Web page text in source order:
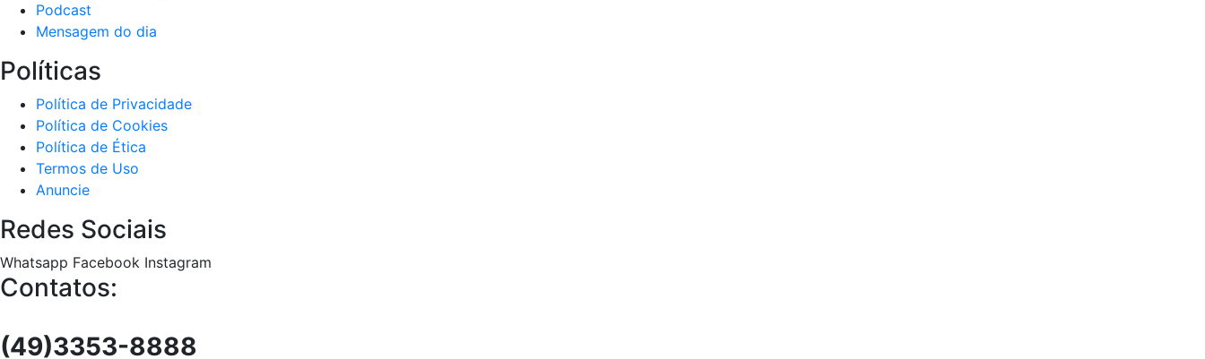
Podcast
Mensagem do dia
Políticas
Política de Privacidade
Política de Cookies
Política de Ética
Termos de Uso
Anuncie
Redes Sociais
Whatsapp Facebook Instagram
Contatos:
(49)3353-8888